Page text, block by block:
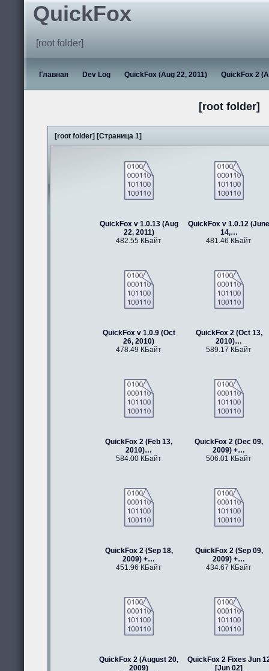
QuickFox
[root folder]
Главная Dev Log QuickFox (Aug 22, 2011) QuickFox 2
[root folder]
[root folder] [Страница 1]
QuickFox v 1.0.13 (Aug
22, 2011)
482.55 КБайт
QuickFox v 1.0.12
14,…
481.46 КБайт
QuickFox v 1.0.9 (Oct
26, 2010)
478.49 КБайт
QuickFox 2 (Oct 13,
2010)…
589.17 КБайт
QuickFox 2 (Feb 13,
2010)…
584.00 КБайт
QuickFox 2 (Dec 09,
2009) +…
506.01 КБайт
QuickFox 2 (Sep 18,
2009) +…
451.96 КБайт
QuickFox 2 (Sep 09,
2009) +…
434.67 КБайт
QuickFox 2 (August 20,
2009)
QuickFox 2 Fixes Jun
[Jun 02]